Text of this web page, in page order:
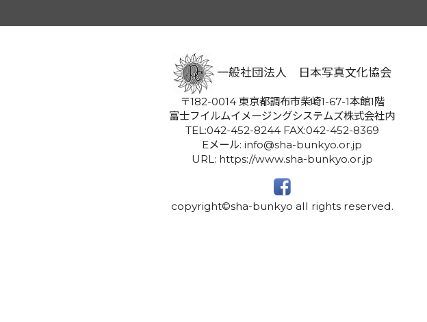
一般社団法人 日本写真文化協会
〒182-0014 東京都調布市柴崎1-67-1本館1階
富士フイルムイメージングシステムズ株式会社内
TEL:042-452-8244 FAX:042-452-8369
Eメール: info@sha-bunkyo.or.jp
URL: https://www.sha-bunkyo.or.jp
copyright©sha-bunkyo all rights reserved.